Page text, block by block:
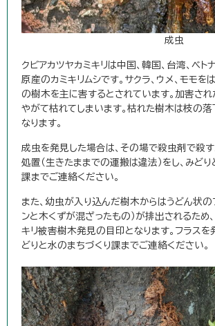
成虫
クビアカツヤカミキリは中国、韓国、台湾、ベト
原産のカミキリムシです。サクラ、ウメ、モモを
の樹木を主に害するとされています。加害され
やがて枯れてしまいます。枯れた樹木は枝の
なります。
成虫を発見した場合は、その場で殺虫剤で殺
処置（生きたままでの運搬は違法）をし、みど
課までご連絡ください。
また、幼虫が入り込んだ樹木からはうどん状の
ンと木くずが混ざったもの）が排出されるため
キリ被害樹木発見の目印となります。フラスを
どりと水のまちづくり課までご連絡ください。